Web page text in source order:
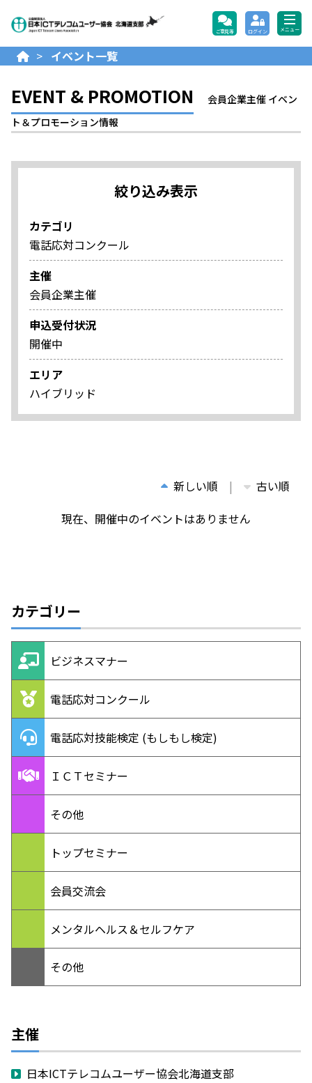
公益財団法人日本ICTテレ
ご意見等 ログイン メニュー
> イベント一覧
EVENT & PROMOTION
会員企業主催 イベン
ト＆プロモーション情報
絞り込み表示
カテゴリ
電話応対コンクール
主催
会員企業主催
申込受付状況
開催中
エリア
ハイブリッド
新しい順
古い順
現在、開催中のイベントはありません
カテゴリー
ビジネスマナー
電話応対コンクール
電話応対技能検定 (もしもし検定)
ＩＣＴセミナー
その他
トップセミナー
会員交流会
メンタルヘルス＆セルフケア
その他
主催
日本ICTテレコムユーザー協会北海道支部